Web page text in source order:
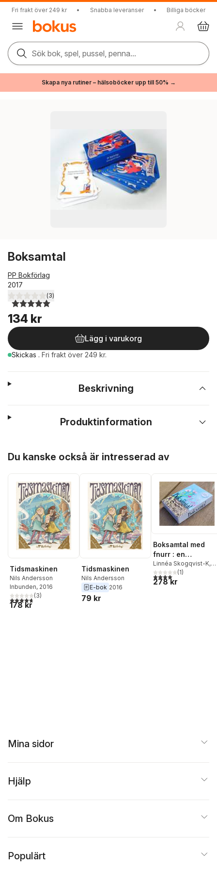
Fri frakt över 249 kr • Snabba leveranser • Billiga böcker
Sök bok, spel, pussel, penna...
Skapa nya rutiner – hälsoböcker upp till 50% →
Boksamtal
PP Bokförlag
2017
5,0utav 5 stjärnor. Totalt antal röster:
(3)
134 kr
Lägg i varukorg
Skickas . Fri frakt över 249 kr.
Beskrivning
Produktinformation
Du kanske också är intresserad av
Tidsmaskinen
Nils Andersson
Inbunden, 2016
4,7utav 5 stjärnor. Totalt antal röster:
(3)
178 kr
Tidsmaskinen
Nils Andersson
E-bok 2016
79 kr
Boksamtal med
fnurr : en
boksamtalskortlek
Linnéa Skogqvist-K,
Tina Kratz
4,0utav 5 stjärnor.
(1)
278 kr
Mina sidor
Hjälp
Om Bokus
Populärt